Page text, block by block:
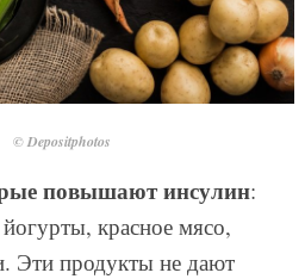
© Depositphotos
повышают инсулин:
красное мясо,
Эти продукты не дают